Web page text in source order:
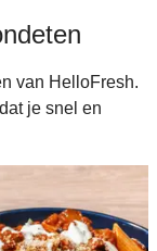
van HelloFresh.
je snel en